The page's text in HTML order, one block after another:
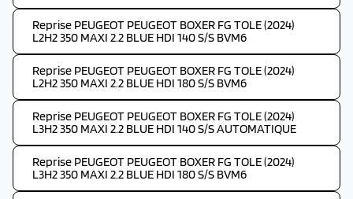
Reprise PEUGEOT PEUGEOT BOXER FG TOLE (2024)
L2H2 350 MAXI 2.2 BLUE HDI 140 S/S BVM6
Reprise PEUGEOT PEUGEOT BOXER FG TOLE (2024)
L2H2 350 MAXI 2.2 BLUE HDI 180 S/S BVM6
Reprise PEUGEOT PEUGEOT BOXER FG TOLE (2024)
L3H2 350 MAXI 2.2 BLUE HDI 140 S/S AUTOMATIQUE
Reprise PEUGEOT PEUGEOT BOXER FG TOLE (2024)
L3H2 350 MAXI 2.2 BLUE HDI 180 S/S BVM6